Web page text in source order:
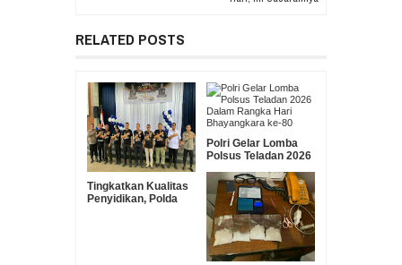
RELATED POSTS
Tingkatkan Kualitas
Penyidikan, Polda
Polri Gelar Lomba
Polsus Teladan 2026
Bhayangkara ke-80